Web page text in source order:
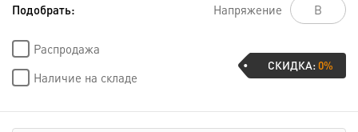
Подобрать: Напряжение
Распродажа
Наличие на складе
СКИДКА:0%